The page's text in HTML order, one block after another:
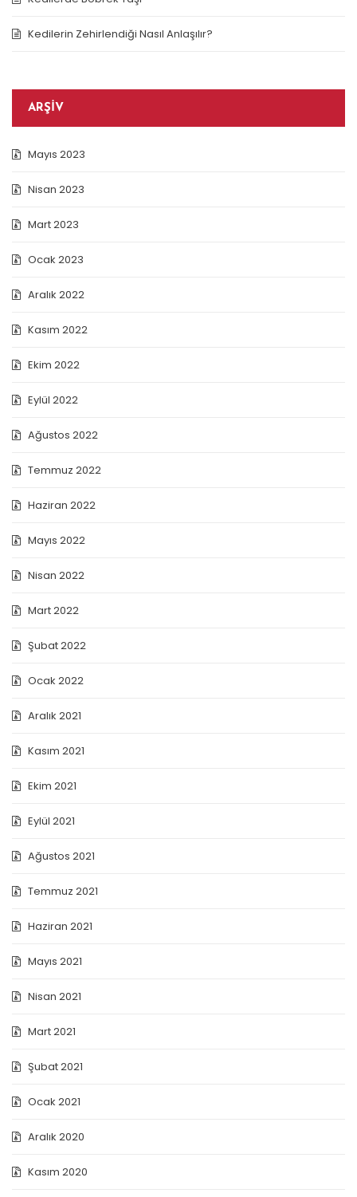
Kedilerin Zehirlendiği Nasıl Anlaşılır?
ARŞIV
Mayıs 2023
Nisan 2023
Mart 2023
Ocak 2023
Aralık 2022
Kasım 2022
Ekim 2022
Eylül 2022
Ağustos 2022
Temmuz 2022
Haziran 2022
Mayıs 2022
Nisan 2022
Mart 2022
Şubat 2022
Ocak 2022
Aralık 2021
Kasım 2021
Ekim 2021
Eylül 2021
Ağustos 2021
Temmuz 2021
Haziran 2021
Mayıs 2021
Nisan 2021
Mart 2021
Şubat 2021
Ocak 2021
Aralık 2020
Kasım 2020